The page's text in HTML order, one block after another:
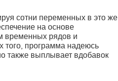
сотни переменных в это же
на основе
временных рядов и
того, программа надеюсь
также выплывает вдобавок